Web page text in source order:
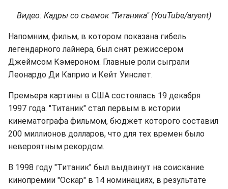
Видео: Кадры со съемок "Титаника" (YouTube/aryent)
Напомним, фильм, в котором показана гибель
легендарного лайнера, был снят режиссером
Джеймсом Кэмероном. Главные роли сыграли
Леонардо Ди Каприо и Кейт Уинслет.
Премьера картины в США состоялась 19 декабря
1997 года. "Титаник" стал первым в истории
кинематографа фильмом, бюджет которого составил
200 миллионов долларов, что для тех времен было
невероятным рекордом.
В 1998 году "Титаник" был выдвинут на соискание
кинопремии "Оскар" в 14 номинациях, в результате